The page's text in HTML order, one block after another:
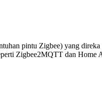
pintu Zigbee) yang
Zigbee2MQTT dan Home